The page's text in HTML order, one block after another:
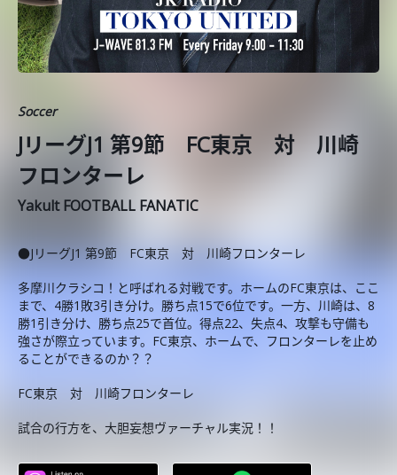
Soccer
JリーグJ1 第9節 FC東京 対 川崎
フロンターレ
Yakult FOOTBALL FANATIC
●JリーグJ1 第9節 FC東京 対 川崎フロンターレ
多摩川クラシコ！と呼ばれる対戦です。ホームのFC東京は、ここ
まで、4勝1敗3引き分け。勝ち点15で6位です。一方、川崎は、8
勝1引き分け、勝ち点25で首位。得点22、失点4、攻撃も守備も
強さが際立っています。FC東京、ホームで、フロンターレを止め
ることができるのか？？
FC東京 対 川崎フロンターレ
試合の行方を、大胆妄想ヴァーチャル実況！！